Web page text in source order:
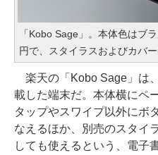
「Kobo Sage」。本体色はブ
円で、スタイラスおよびカバ
楽天の「Kobo Sage」は
載した端末だ。本体横にペ
タップやスワイプ以外にボ
なえるほか、別売のスタイ
しても使えるという、電子